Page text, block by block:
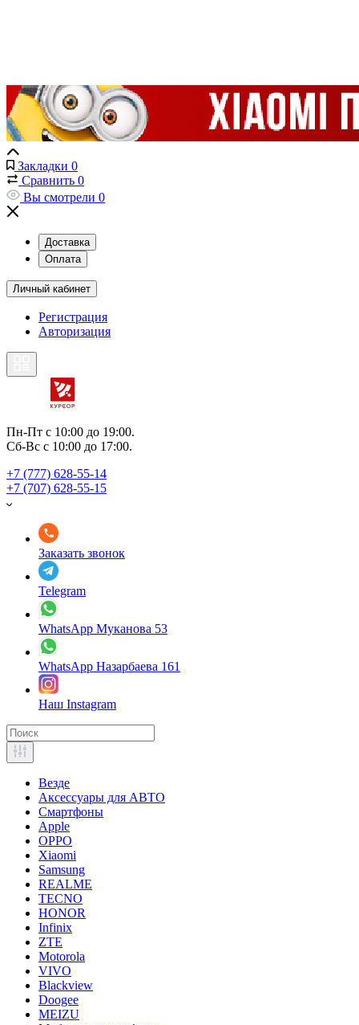
Закладки 0
Сравнить 0
Вы смотрели 0
Доставка
Оплата
Личный кабинет
Регистрация
Авторизация
Пн-Пт с 10:00 до 19:00.
Сб-Вс с 10:00 до 17:00.
+7 (777) 628-55-14
+7 (707) 628-55-15
Заказать звонок
Telegram
WhatsApp Муканова 53
WhatsApp Назарбаева 161
Наш Instagram
Везде
Аксессуары для АВТО
Смартфоны
Apple
OPPO
Xiaomi
Samsung
REALME
TECNO
HONOR
Infinix
ZTE
Motorola
VIVO
Blackview
Doogee
MEIZU